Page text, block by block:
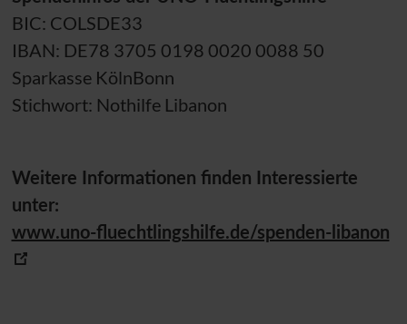
BIC: COLSDE33
IBAN: DE78 3705 0198 0020 0088 50
Sparkasse KölnBonn
Stichwort: Nothilfe Libanon
Weitere Informationen finden Interessierte
unter:
www.uno-fluechtlingshilfe.de/spenden-libanon